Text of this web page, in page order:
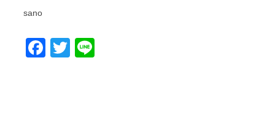
sano
Facebook
Twitter